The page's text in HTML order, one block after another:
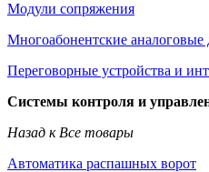
Модули сопряжения
Многоабонентские
Переговорные устройства и
Системы контроля и
Назад к Все товары
Автоматика распашных ворот